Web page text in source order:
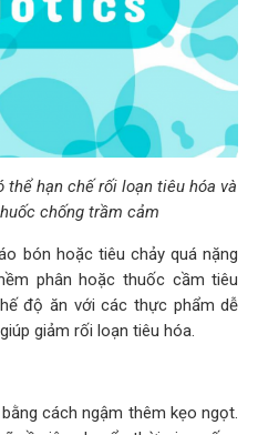
hạn chế rối loạn tiêu hóa và
chống trầm cảm
bón hoặc tiêu chảy quá nặng
phân hoặc thuốc cầm tiêu
độ ăn với các thực phẩm dễ
giảm rối loạn tiêu hóa.
cách ngậm thêm kẹo ngọt.